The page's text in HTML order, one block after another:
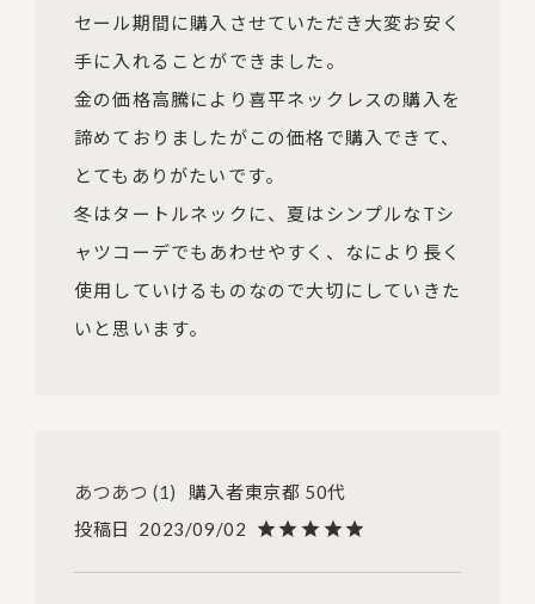
セール期間に購入させていただき大変お安く
手に入れることができました。
金の価格高騰により喜平ネックレスの購入を
諦めておりましたがこの価格で購入できて、
とてもありがたいです。
冬はタートルネックに、夏はシンプルなTシ
ャツコーデでもあわせやすく、なにより長く
使用していけるものなので大切にしていきた
いと思います。
あつあつ 1 購入者東京都 50代
投稿日
2023/09/02